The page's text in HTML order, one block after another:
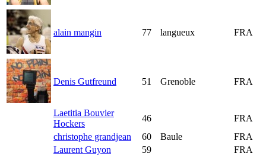
alain mangin 77 langueux FRA
Denis Gutfreund 51 Grenoble FRA
Laetitia Bouvier
Hockers
46
FRA
christophe grandjean
60 Baule
FRA
Laurent Guyon
59
FRA